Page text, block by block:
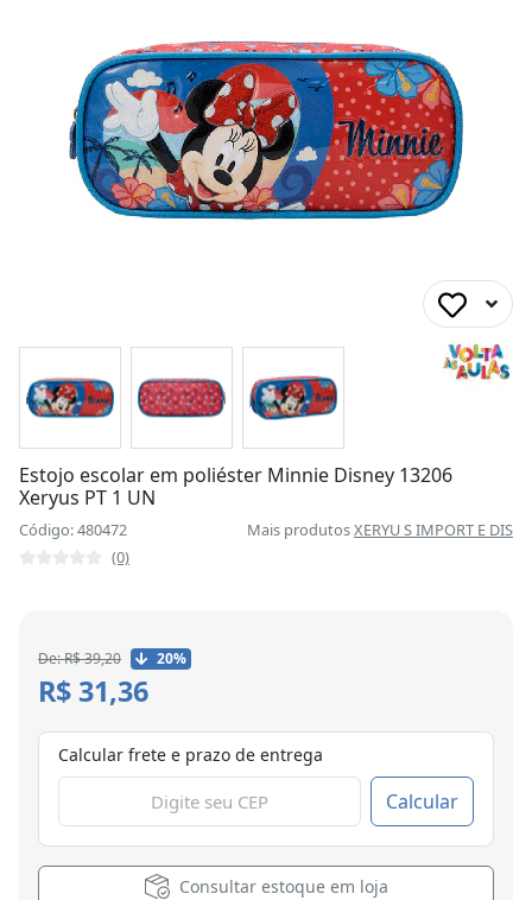
Estojo escolar em poliéster Minnie Disney 13206
Xeryus PT 1 UN
Código: 480472 Mais produtosXERYU S IMPORT E DIS
(0)
De: R$ 39,20 20%
R$ 31,36
Calcular frete e prazo de entrega
Calcular
Consultar estoque em loja